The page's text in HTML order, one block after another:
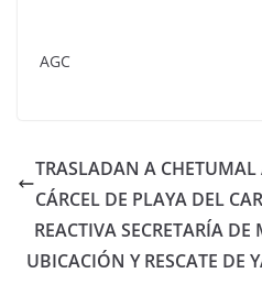
AGC
TRASLADAN A CHETUMAL
CÁRCEL DE PLAYA DEL
REACTIVA SECRETARÍA
UBICACIÓN Y RESCATE DE